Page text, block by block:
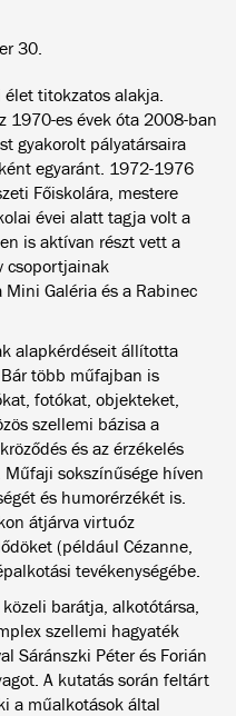
30.
élet titokzatos alakja.
1970-es évek óta 2008-ban
gyakorolt pályatársaira
egyaránt. 1972-1976
Főiskolára, mestere
évei alatt tagja volt a
is aktívan részt vett a
csoportjainak
Galéria és a Rabinec
alapkérdéseit állította
több műfajban is
fotókat, objekteket,
szellemi bázisa a
és az érzékelés
sokszínűsége híven
és humorérzékét is.
átjárva virtuóz
(például Cézanne,
tevékenységébe.
barátja, alkotótársa,
szellemi hagyaték
Sáránszki Péter és Forián
A kutatás során feltárt
a műalkotások által